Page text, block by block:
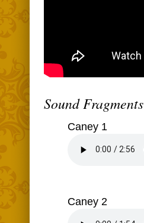
Sound Fragments
Caney 1
Caney 2